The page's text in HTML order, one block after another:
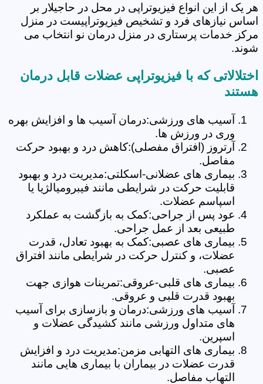
هر یک از این انواع فیزیوتراپی در محل در حاجیلار بر
اساس نیازهای فرد و تشخیص فیزیوتراپیست در منزل
مرکز خدمات پرستاری در منزل درمان نو انتخاب می
شوند.
اختلالاتی که با فیزیوتراپی عضلات قابل درمان
هستند
آسیب های ورزشی:درمان آسیب ها و افزایش بهره
وری در ورزش ها.
آرتروز (افتراق مفصلی):کاهش درد و بهبود حرکت
مفاصل.
بیماری های عضلانی-اسکلتی:مدیریت درد و بهبود
قابلیت حرکت در شرایطی مانند فیبرومیالژیا یا
اسپاسم عضلات.
عود پس از جراحی:کمک به بازگشت به عملکرد
طبیعی بعد از عمل جراحی.
بیماری های عصبی:کمک به بهبود تعادل، قدرت
عضلات، و کنترل حرکت در شرایطی مانند افتراق
عصبی.
بیماری های قلبی-عروقی:تمرینات هوازی جهت
بهبود قدرت قلبی و عروقی.
آسیب های ورزشی:درمان و بازسازی برای آسیب
های متداول ورزشی مانند کشیدگی عضلات و
اسپرین.
بیماری های التهابی مزمن:مدیریت درد و افزایش
قدرت عضلات در بیماران با بیماری هایی مانند
التهاب مفاصل.